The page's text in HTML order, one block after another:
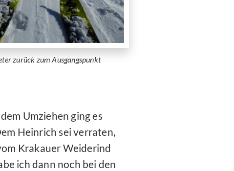
zurück zum Ausgangspunkt
Umziehen ging es
Heinrich sei verraten,
Krakauer Weiderind
ich dann noch bei den